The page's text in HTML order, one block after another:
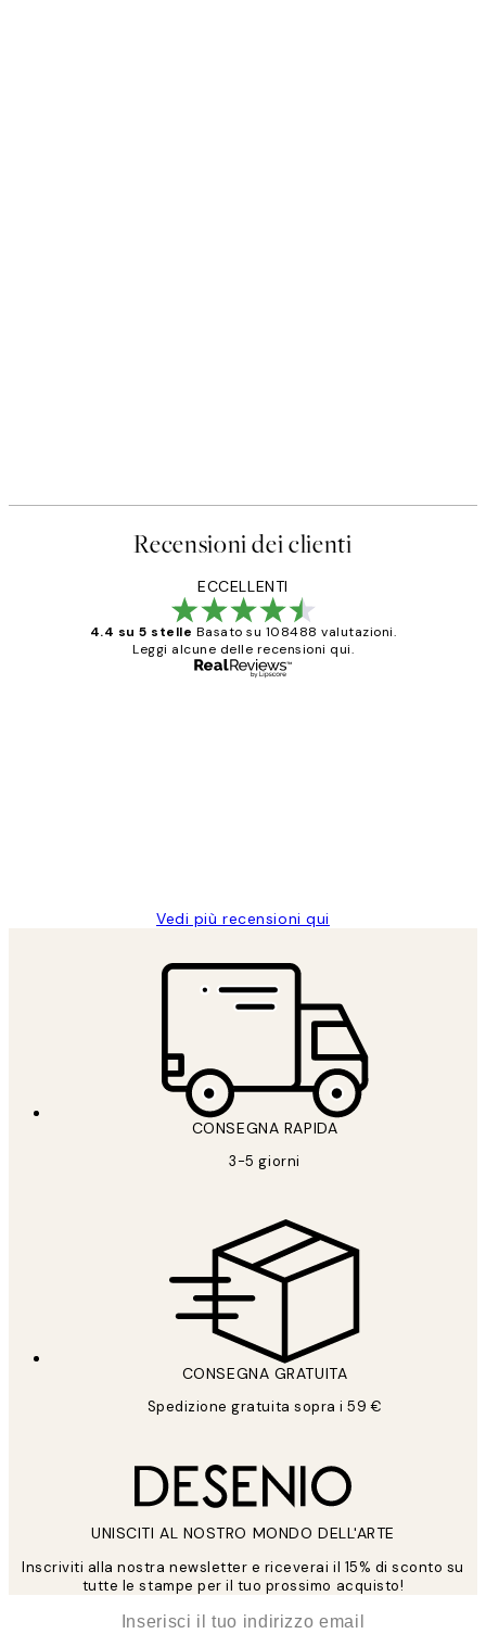
Recensioni dei clienti
ECCELLENTI
4.4 su 5 stelle Basato su 108488 valutazioni.
Leggi alcune delle recensioni qui.
Vedi più recensioni qui
CONSEGNA RAPIDA
3-5 giorni
CONSEGNA GRATUITA
Spedizione gratuita sopra i 59 €
UNISCITI AL NOSTRO MONDO DELL'ARTE
Inscriviti alla nostra newsletter e riceverai il 15% di sconto su
tutte le stampe per il tuo prossimo acquisto!